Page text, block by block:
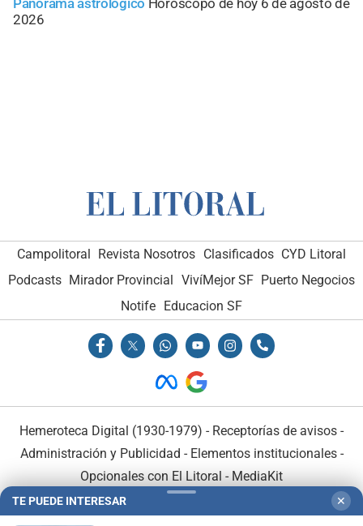
2026
Campolitoral Revista Nosotros Clasificados CYD Litoral
Podcasts Mirador Provincial VivíMejor SF Puerto Negocios
Notife
Educacion SF
Hemeroteca Digital (1930-1979) - Receptorías de avisos -
Administración y Publicidad - Elementos institucionales-
Opcionales con El Litoral - MediaKit
TE PUEDE INTERESAR ✕